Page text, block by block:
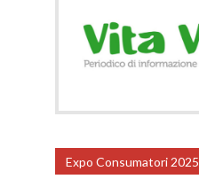
Expo Consumatori 2025